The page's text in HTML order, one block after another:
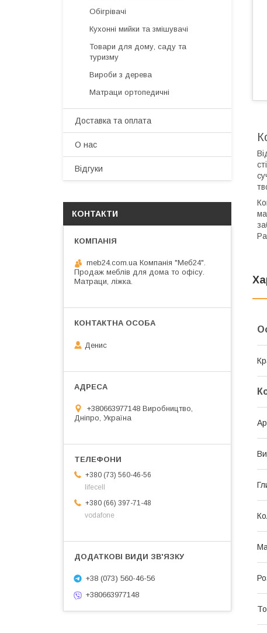
Обігрівачі
Кухонні мийки та змішувачі
Товари для дому, саду та
туризму
Вироби з дерева
Матраци ортопедичні
Доставка та оплата
О нас
Відгуки
КОНТАКТИ
meb24.com.ua Компанія "Меб24".
Продаж меблів для дома то офісу.
Матраци, ліжка.
Денис
+380663977148 Виробництво,
Дніпро, Україна
+380 (73) 560-46-56
lifecell
+380 (66) 397-71-48
vodafone
+38 (073) 560-46-56
+380663977148